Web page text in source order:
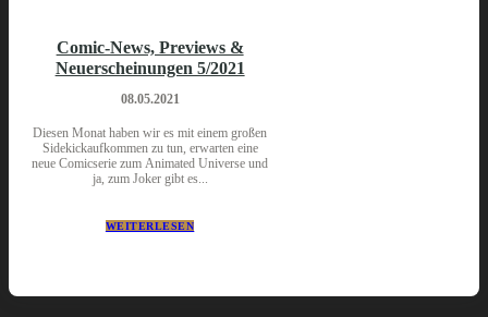
Comic-News, Previews &
Neuerscheinungen 5/2021
08.05.2021
Diesen Monat haben wir es mit einem großen
Sidekickaufkommen zu tun, erwarten eine
neue Comicserie zum Animated Universe und
ja, zum Joker gibt es...
WEITERLESEN